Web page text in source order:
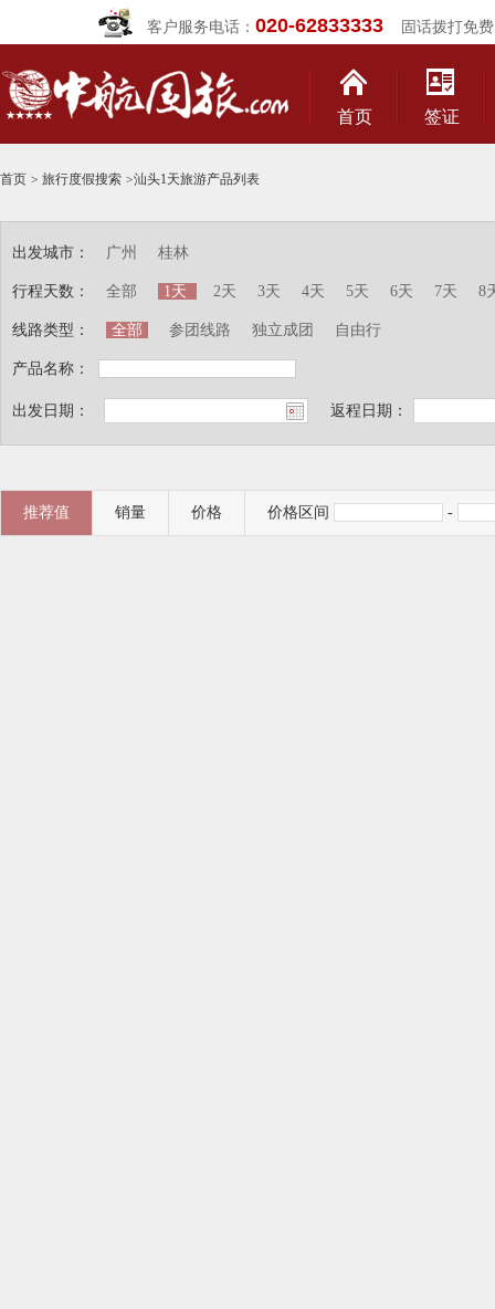
客户服务电话： 020-62833333固话拨打免费
首页 签证
首页 > 旅行度假搜索 >汕头1天旅游产品列表
出发城市：
行程天数：
线路类型：
产品名称：
广州 桂林
全部 1天 2天 3天 4天 5天 6天 7天 8
全部 参团线路 独立成团 自由行
出发日期： 返程日期：
推荐值 销量 价格 价格区间 -